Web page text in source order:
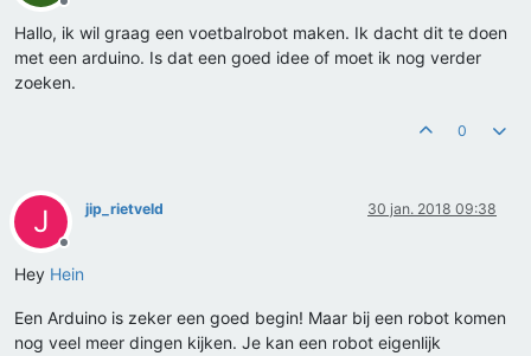
Offline
Hallo, ik wil graag een voetbalrobot maken. Ik dacht dit te doen
met een arduino. Is dat een goed idee of moet ik nog verder
zoeken.
0
J
Offline
jip_rietveld 30 jan. 2018 09:38
Hey Hein
Een Arduino is zeker een goed begin! Maar bij een robot komen
nog veel meer dingen kijken. Je kan een robot eigenlijk